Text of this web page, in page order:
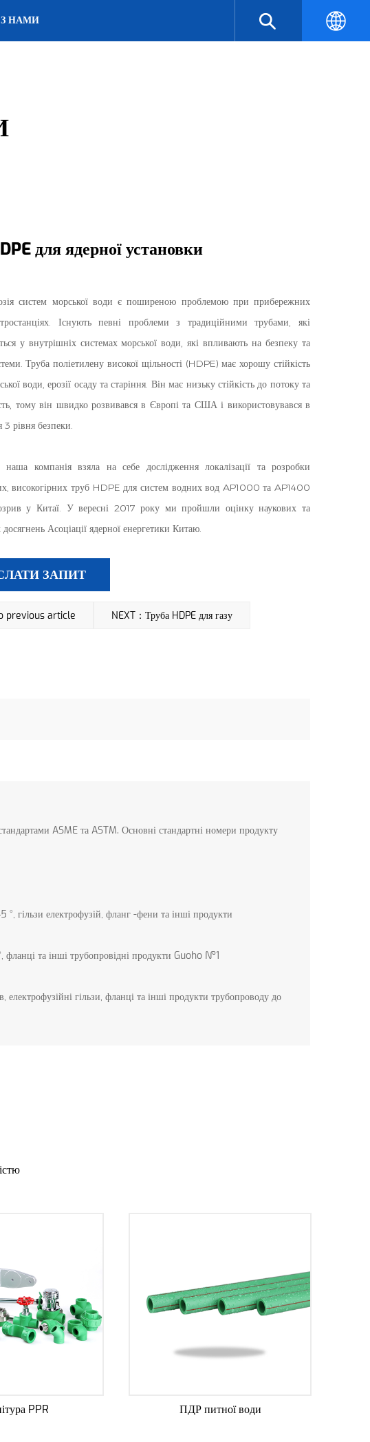
З НАМИ
для ядерної установки
систем морської води є поширеною проблемою при прибережних
Існують певні проблеми з традиційними трубами, які
у внутрішніх системах морської води, які впливають на безпеку та
Труба поліетилену високої щільності (HDPE) має хорошу стійкість
води, ерозії осаду та старіння. Він має низьку стійкість до потоку та
тому він швидко розвивався в Європі та США і використовувався в
3 рівня безпеки.
компанія взяла на себе дослідження локалізації та розробки
високогірних труб HDPE для систем водних вод AP1000 та AP1400
у Китаї. У вересні 2017 року ми пройшли оцінку наукових та
Асоціації ядерної енергетики Китаю.
ЗАПИТ
previous article NEXT：Труба HDPE для газу
ASME та ASTM. Основні стандартні номери продукту
гільзи електрофузій, фланг -фени та інші продукти
та інші трубопровідні продукти Guoho №1
гільзи, фланці та інші продукти трубопроводу до
питної води Антибактеріальна труба PPR